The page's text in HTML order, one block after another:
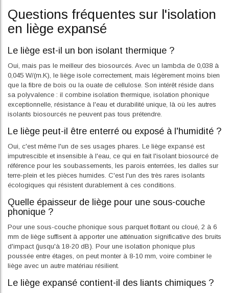
Questions fréquentes sur l'isolation
en liège expansé
Le liège est-il un bon isolant thermique ?
Oui, mais pas le meilleur des biosourcés. Avec un lambda de 0,038 à
0,045 W/(m.K), le liège isole correctement, mais légèrement moins bien
que la fibre de bois ou la ouate de cellulose. Son intérêt réside dans
sa polyvalence : il combine isolation thermique, isolation phonique
exceptionnelle, résistance à l'eau et durabilité unique, là où les autres
isolants biosourcés ne peuvent pas tous prétendre.
Le liège peut-il être enterré ou exposé à l'humidité ?
Oui, c'est même l'un de ses usages phares. Le liège expansé est
imputrescible et insensible à l'eau, ce qui en fait l'isolant biosourcé de
référence pour les soubassements, les parois enterrées, les dalles sur
terre-plein et les pièces humides. C'est l'un des très rares isolants
écologiques qui résistent durablement à ces conditions.
Quelle épaisseur de liège pour une sous-couche
phonique ?
Pour une sous-couche phonique sous parquet flottant ou cloué, 2 à 6
mm de liège suffisent à apporter une atténuation significative des bruits
d'impact (jusqu'à 18-20 dB). Pour une isolation phonique plus
poussée entre étages, on peut monter à 8-10 mm, voire combiner le
liège avec un autre matériau résilient.
Le liège expansé contient-il des liants chimiques ?